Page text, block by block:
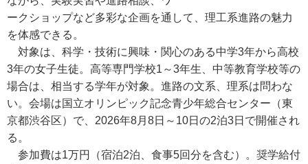
ークショップなど多彩な企画を通して、理工系進路の魅力
を体感できる。
対象は、科学・技術に興味・関心のある中学3年から高校
3年の女子生徒。高等専門学校1～3年生、中等教育学校等の
場合は、相当する学年が対象。進路の文系、理系は問わな
い。会場は国立オリンピック記念青少年総合センター（東
京都渋谷区）で、2026年8月8日～10日の2泊3日で開催され
る。
参加費は1万円（宿泊2泊、食事5回分を含む）。奨学給付